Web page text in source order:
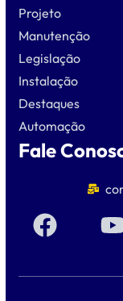
Projeto
Manutenção
Legislação
Instalação
Destaques
Automação
Fale